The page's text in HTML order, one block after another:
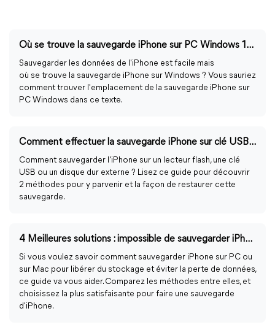
Où se trouve la sauvegarde iPhone sur PC Windows 11/10/8/7 ?
Sauvegarder les données de l'iPhone est facile mais
où se trouve la sauvegarde iPhone sur Windows ? Vous sauriez
comment trouver l'emplacement de la sauvegarde iPhone sur
PC Windows dans ce texte.
Comment effectuer la sauvegarde iPhone sur clé USB ? (2 façons simples)
Comment sauvegarder l'iPhone sur un lecteur flash, une clé
USB ou un disque dur externe ? Lisez ce guide pour découvrir
2 méthodes pour y parvenir et la façon de restaurer cette
sauvegarde.
4 Meilleures solutions : impossible de sauvegarder iPhone sur iTunes
Si vous voulez savoir comment sauvegarder iPhone sur PC ou
sur Mac pour libérer du stockage et éviter la perte de données,
ce guide va vous aider. Comparez les méthodes entre elles, et
choisissez la plus satisfaisante pour faire une sauvegarde
d'iPhone.